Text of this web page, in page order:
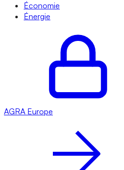
Économie
Énergie
AGRA Europe